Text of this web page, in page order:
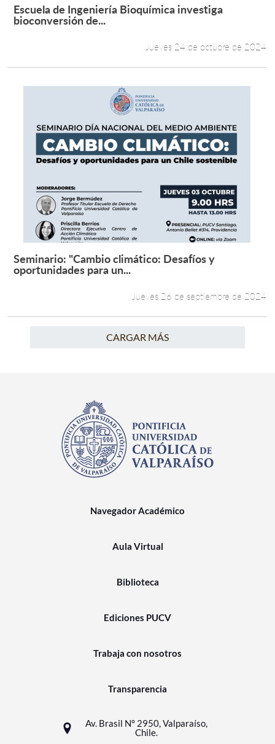
Leer más +
Escuela de Ingeniería Bioquímica investiga
bioconversión de...
Jueves 24 de octubre de 2024
Leer más +
Seminario: "Cambio climático: Desafíos y
oportunidades para un...
Jueves 26 de septiembre de 2024
CARGAR MÁS
Navegador Académico
Aula Virtual
Biblioteca
Ediciones PUCV
Trabaja con nosotros
Transparencia
Av. Brasil N° 2950, Valparaíso,
Chile.